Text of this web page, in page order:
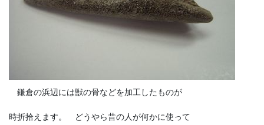
鎌倉の浜辺には獣の骨などを加工したものが
時折拾えます。 どうやら昔の人が何かに使って